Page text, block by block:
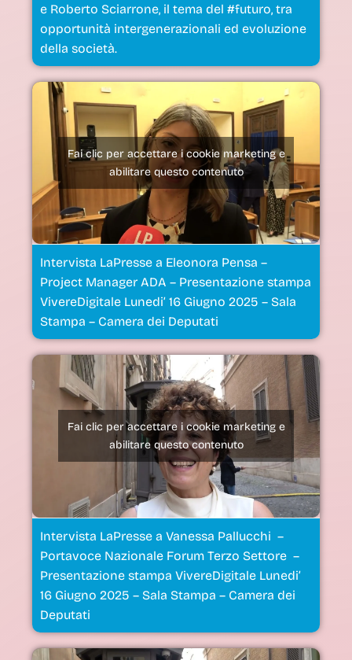
e Roberto Sciarrone, il tema del #futuro, tra
opportunità intergenerazionali ed evoluzione
della società.
Fai clic per accettare i cookie marketing e
abilitare questo contenuto
Intervista LaPresse a Eleonora Pensa –
Project Manager ADA – Presentazione stampa
VivereDigitale Lunedi’ 16 Giugno 2025 – Sala
Stampa – Camera dei Deputati
Fai clic per accettare i cookie marketing e
abilitare questo contenuto
Intervista LaPresse a Vanessa Pallucchi –
Portavoce Nazionale Forum Terzo Settore –
Presentazione stampa VivereDigitale Lunedi’
16 Giugno 2025 – Sala Stampa – Camera dei
Deputati